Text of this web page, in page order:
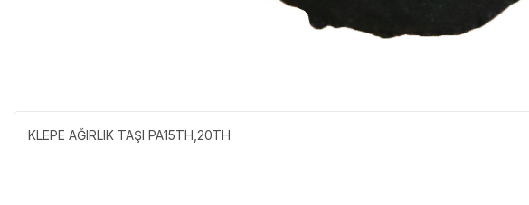
KLEPE AĞIRLIK TAŞI PA15TH,20TH